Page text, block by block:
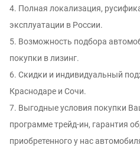
4. Полная локализация,
эксплуатации в России.
5. Возможность подбора
покупки в лизинг.
6. Скидки и индивидуальный
Краснодаре и Сочи.
7. Выгодные условия покупки
программе трейд-ин, гарантия
приобретенного у нас